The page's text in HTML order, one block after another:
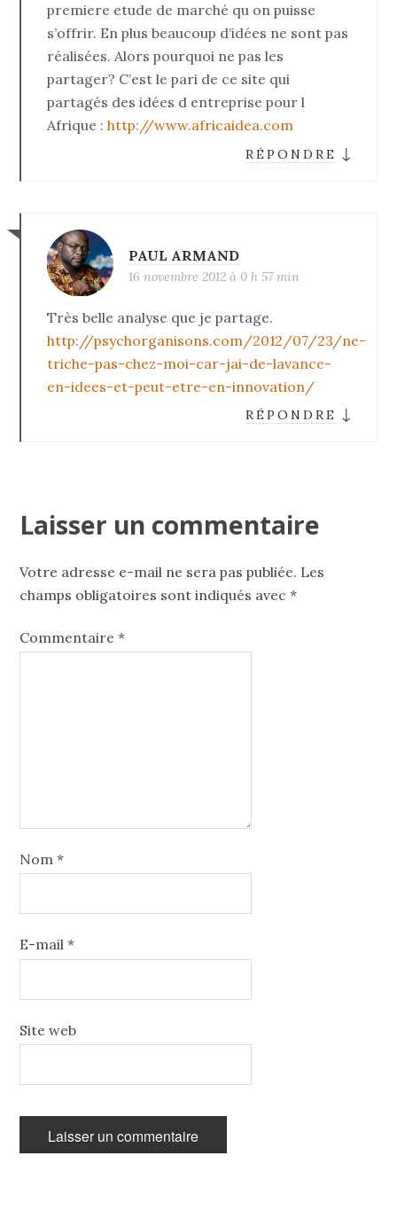
premiere etude de marché qu on puisse
s’offrir. En plus beaucoup d’idées ne sont pas
réalisées. Alors pourquoi ne pas les
partager? C’est le pari de ce site qui
partagés des idées d entreprise pour l
Afrique : http://www.africaidea.com
RÉPONDRE ↓
PAUL ARMAND
16 novembre 2012 à 0 h 57 min
Très belle analyse que je partage.
http://psychorganisons.com/2012/07/23/ne-
triche-pas-chez-moi-car-jai-de-lavance-
en-idees-et-peut-etre-en-innovation/
RÉPONDRE ↓
Laisser un commentaire
Votre adresse e-mail ne sera pas publiée. Les
champs obligatoires sont indiqués avec*
Commentaire*
Nom*
E-mail*
Site web